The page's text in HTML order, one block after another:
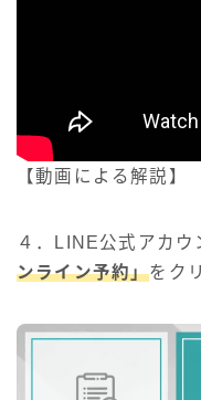
【動画による解説】
４．LINE公式アカウ
ンライン予約」をク